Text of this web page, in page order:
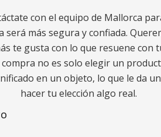
con el equipo de Mallorca
será más segura y confiada.
te gusta con lo que resuene con
no es solo elegir un
en un objeto, lo que le da
hacer tu elección algo real.